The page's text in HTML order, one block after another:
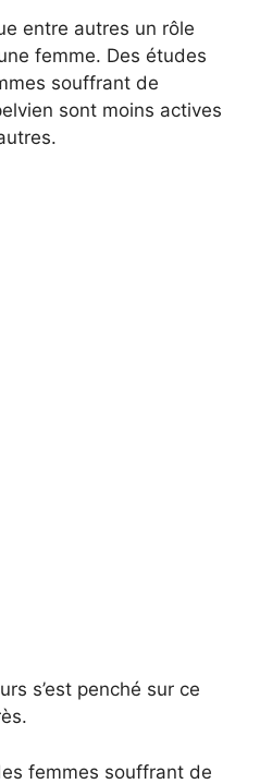
entre autres un rôle
femme. Des études
souffrant de
sont moins actives
s’est penché sur ce
femmes souffrant de